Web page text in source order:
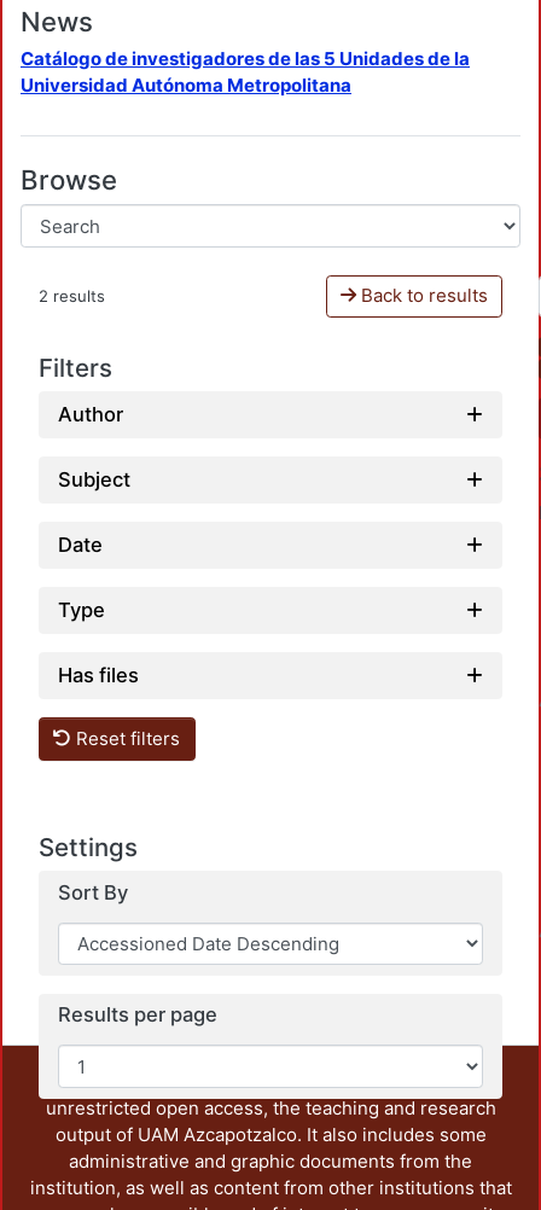
News
Catálogo de investigadores de las 5 Unidades de la
Universidad Autónoma Metropolitana
Browse
2 results Back to results
Filters
Author
Subject
Date
Type
Has files
Reset filters
Settings
Sort By
Results per page
This repository preserves and disseminates, in
unrestricted open access, the teaching and research
output of UAM Azcapotzalco. It also includes some
administrative and graphic documents from the
institution, as well as content from other institutions that